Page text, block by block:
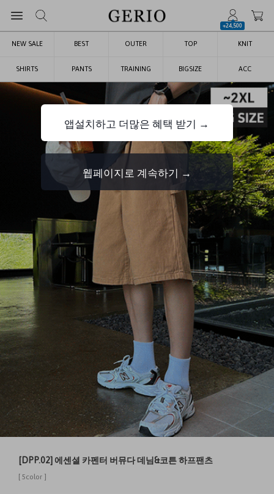
+24,500
NEW SALE BEST OUTER TOP KNIT
SHIRTS PANTS TRAINING BIGSIZE ACC
[DPP.02] 에센셜 카펜터 버뮤다 데님&코튼 하프팬츠
[ 5color ]
앱설치하고 더많은 혜택 받기 →
웹페이지로 계속하기 →